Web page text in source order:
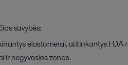
savybės:
elastomerai, atitinkantys
ir negyvosios zonos.